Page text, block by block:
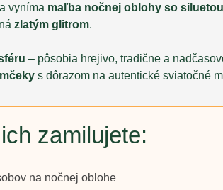
vyníma maľba nočnej oblohy so
zlatým glitrom.
– pôsobia hrejivo, tradične a
s dôrazom na autentické sviatočné
zamilujete:
na nočnej oblohe